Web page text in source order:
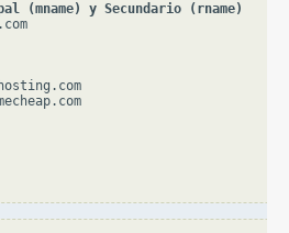
(mname) y Secundario (rname)